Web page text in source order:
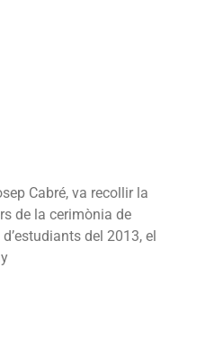
Cabré, va recollir la
de la cerimònia de
del 2013, el